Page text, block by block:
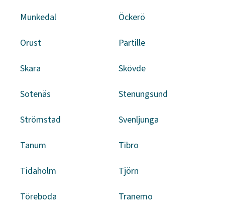
Munkedal Öckerö
Orust Partille
Skara Skövde
Sotenäs Stenungsund
Strömstad Svenljunga
Tanum Tibro
Tidaholm Tjörn
Töreboda Tranemo